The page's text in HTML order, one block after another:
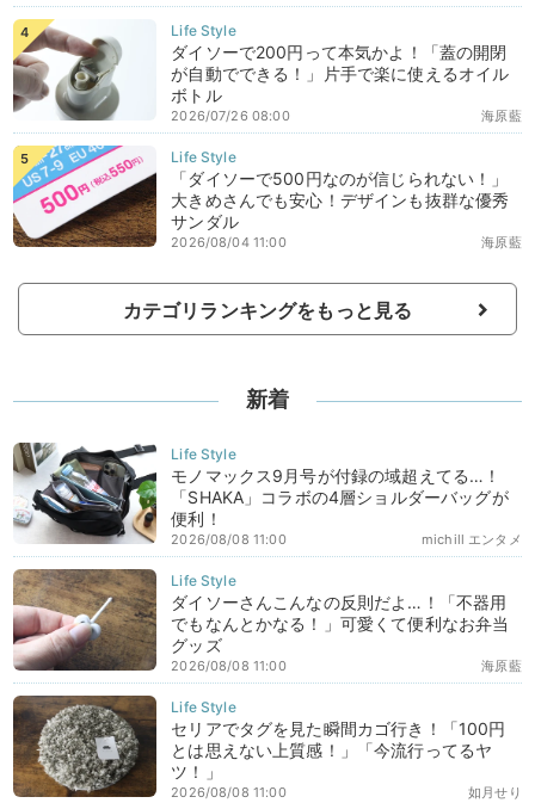
ダイソーで200円って本気かよ！「蓋の開閉
が自動でできる！」片手で楽に使えるオイル
ボトル
海原藍
2026/07/26 08:00
「ダイソーで500円なのが信じられない！」
大きめさんでも安心！デザインも抜群な優秀
サンダル
海原藍
2026/08/04 11:00
カテゴリランキングをもっと見る
新着
モノマックス9月号が付録の域超えてる…！
「SHAKA」コラボの4層ショルダーバッグが
便利！
michill エンタメ
2026/08/08 11:00
ダイソーさんこんなの反則だよ…！「不器用
でもなんとかなる！」可愛くて便利なお弁当
グッズ
海原藍
2026/08/08 11:00
セリアでタグを見た瞬間カゴ行き！「100円
とは思えない上質感！」「今流行ってるヤ
ツ！」
如月せり
2026/08/08 11:00